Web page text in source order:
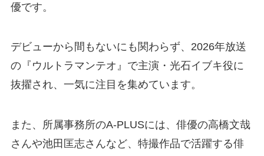
優です。
デビューから間もないにも関わらず、2026年放送
の『ウルトラマンテオ』で主演・光石イブキ役に
抜擢され、一気に注目を集めています。
また、所属事務所のA-PLUSには、俳優の高橋文哉
さんや池田匡志さんなど、特撮作品で活躍する俳